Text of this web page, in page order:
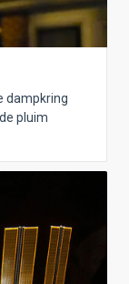
dampkring
pluim